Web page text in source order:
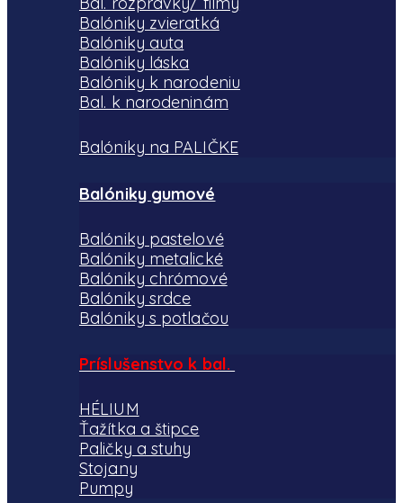
Balóniky zvieratká
Balóniky auta
Balóniky láska
Balóniky k narodeniu
Bal. k narodeninám
Balóniky na PALIČKE
Balóniky gumové
Balóniky pastelové
Balóniky metalické
Balóniky chrómové
Balóniky srdce
Balóniky s potlačou
Príslušenstvo k bal.
HÉLIUM
Ťažítka a štipce
Paličky a stuhy
Stojany
Pumpy